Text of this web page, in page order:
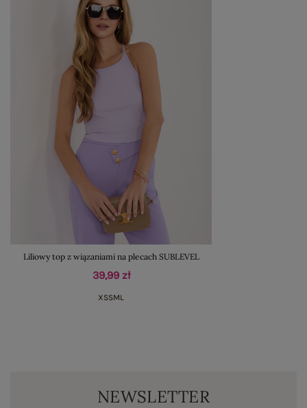
Liliowy top z wiązaniami na plecach SUBLEVEL
39,99 zł
XSSML
NEWSLETTER